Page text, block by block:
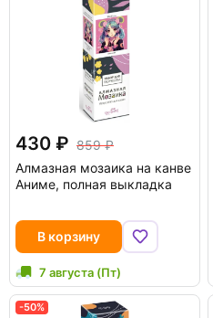
430
859
Алмазная мозаика на канве
Аниме, полная выкладка
В корзину
7 августа (Пт)
-50%